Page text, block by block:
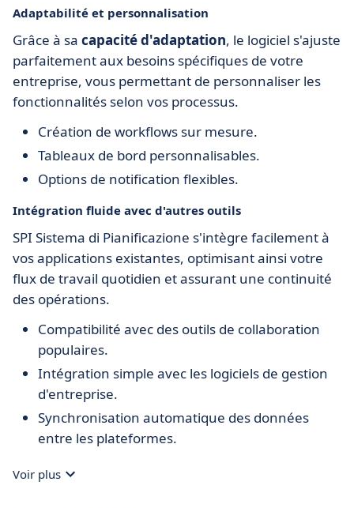
Adaptabilité et personnalisation
Grâce à sa capacité d'adaptation, le logiciel s'ajuste
parfaitement aux besoins spécifiques de votre
entreprise, vous permettant de personnaliser les
fonctionnalités selon vos processus.
Création de workflows sur mesure.
Tableaux de bord personnalisables.
Options de notification flexibles.
Intégration fluide avec d'autres outils
SPI Sistema di Pianificazione s'intègre facilement à
vos applications existantes, optimisant ainsi votre
flux de travail quotidien et assurant une continuité
des opérations.
Compatibilité avec des outils de collaboration
populaires.
Intégration simple avec les logiciels de gestion
d'entreprise.
Synchronisation automatique des données
entre les plateformes.
Voir plus